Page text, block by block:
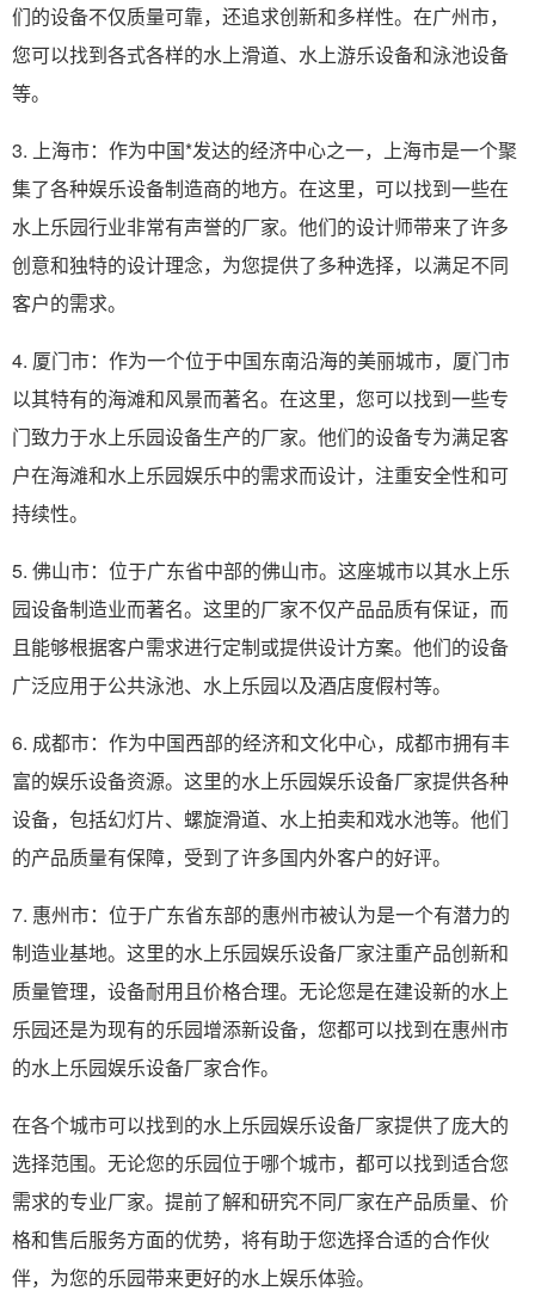
们的设备不仅质量可靠，还追求创新和多样性。在广州市，
您可以找到各式各样的水上滑道、水上游乐设备和泳池设备
等。
3. 上海市：作为中国*发达的经济中心之一，上海市是一个聚
集了各种娱乐设备制造商的地方。在这里，可以找到一些在
水上乐园行业非常有声誉的厂家。他们的设计师带来了许多
创意和独特的设计理念，为您提供了多种选择，以满足不同
客户的需求。
4. 厦门市：作为一个位于中国东南沿海的美丽城市，厦门市
以其特有的海滩和风景而著名。在这里，您可以找到一些专
门致力于水上乐园设备生产的厂家。他们的设备专为满足客
户在海滩和水上乐园娱乐中的需求而设计，注重安全性和可
持续性。
5. 佛山市：位于广东省中部的佛山市。这座城市以其水上乐
园设备制造业而著名。这里的厂家不仅产品品质有保证，而
且能够根据客户需求进行定制或提供设计方案。他们的设备
广泛应用于公共泳池、水上乐园以及酒店度假村等。
6. 成都市：作为中国西部的经济和文化中心，成都市拥有丰
富的娱乐设备资源。这里的水上乐园娱乐设备厂家提供各种
设备，包括幻灯片、螺旋滑道、水上拍卖和戏水池等。他们
的产品质量有保障，受到了许多国内外客户的好评。
7. 惠州市：位于广东省东部的惠州市被认为是一个有潜力的
制造业基地。这里的水上乐园娱乐设备厂家注重产品创新和
质量管理，设备耐用且价格合理。无论您是在建设新的水上
乐园还是为现有的乐园增添新设备，您都可以找到在惠州市
的水上乐园娱乐设备厂家合作。
在各个城市可以找到的水上乐园娱乐设备厂家提供了庞大的
选择范围。无论您的乐园位于哪个城市，都可以找到适合您
需求的专业厂家。提前了解和研究不同厂家在产品质量、价
格和售后服务方面的优势，将有助于您选择合适的合作伙
伴，为您的乐园带来更好的水上娱乐体验。